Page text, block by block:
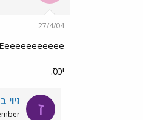
27/4/04
Eeeeeeeeeeee
יכס.
ז זיוי